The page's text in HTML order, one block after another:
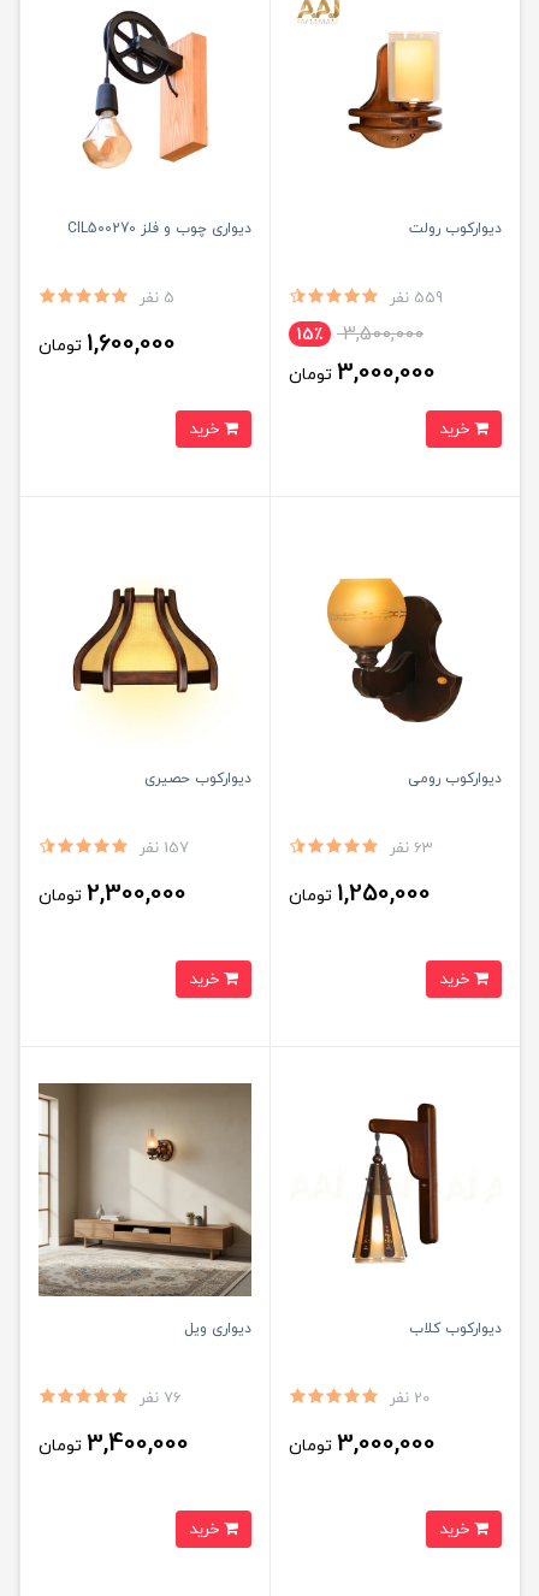
دیوارکوب رولت
559 نفر
3,500,000 15٪
3,000,000 تومان
دیواری چوب و فلز CIL500270
5 نفر
1,600,000 تومان
دیوارکوب رومی
63 نفر
1,250,000 تومان
دیوارکوب حصیری
157 نفر
2,300,000 تومان
دیوارکوب کلاب
20 نفر
3,000,000 تومان
دیواری ویل
76 نفر
3,400,000 تومان